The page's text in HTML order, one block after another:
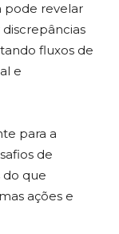
pode revelar
fluxos de
e
para a
de
do que
ações e